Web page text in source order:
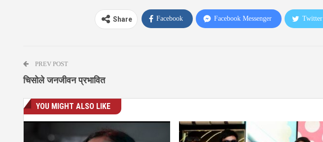
Share Facebook Facebook Messenger Twitter
PREV POST
चिसोले जनजीवन प्रभावित
YOU MIGHT ALSO LIKE